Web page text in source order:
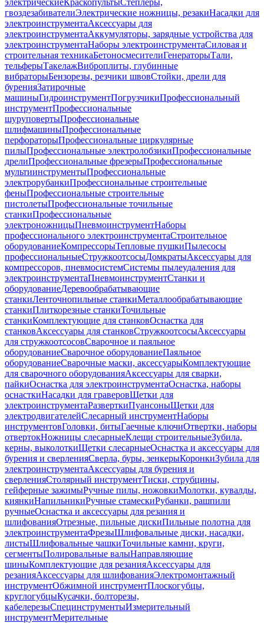
электрическиеКраскопультыСтеплеры,
гвоздезабивателиЭлектрические ножницы, резакиНасадки для
электроинструментаАксессуары для
электроинструментаАккумуляторы, зарядные устройства для
электроинструментаНаборы электроинструментаСиловая и
строительная техникаБетоносмесителиГенераторыТали,
тельферыТакелажВиброплиты, глубинные
вибраторыБензорезы, резчики швовСтойки, дрели для
буренияЗатирочные
машиныГидроинструментПогрузчикиПрофессиональный
инструментПрофессиональные
шуруповертыПрофессиональные
шлифмашиныПрофессиональные
перфораторыПрофессиональные циркулярные
пилыПрофессиональные электролобзикиПрофессиональные
дрелиПрофессиональные фрезерыПрофессиональные
мультиинструментыПрофессиональные
электрорубанкиПрофессиональные строительные
феныПрофессиональные строительные
пистолетыПрофессиональные точильные
станкиПрофессиональные
электроножницыПневмоинструментНаборы
профессионального электроинструментаСтроительное
оборудованиеКомпрессорыТепловые пушкиПылесосы
профессиональныеСтружкоотсосыДомкратыАксессуары для
компрессоров, пневмосистемСистемы пылеудаления для
электроинструментаПневмоинструментСтанки и
оборудованиеДеревообрабатывающие
станкиЛенточнопильные станкиМеталлообрабатывающие
станкиПлиткорезные станкиТочильные
станкиКомплектующие для станковОснастка для
станковАксессуары для станковСтружкоотсосыАксессуары
для стружкоотсосовСварочное и паяльное
оборудованиеСварочное оборудованиеПаяльное
оборудованиеСварочные маски, аксессуарыКомплектующие
для сварочного оборудованияАксессуары для сварки,
пайкиОснастка для электроинструментаОснастка, наборы
оснасткиНасадки для граверовЩетки для
электроинструментаРазверткиПуансоныЩетки для
электродвигателейСлесарный инструментНаборы
инструментовГоловки, битыГаечные ключиОтвертки, наборы
отвертокНожницы слесарныеКлещи строительныеЗубила,
керны, выколоткиЩетки слесарныеОснастка и аксессуары для
бурения и сверленияСверла, буры, зенкерыКоронкиЗубила для
электроинструментаАксессуары для бурения и
сверленияСтолярный инструментТиски, струбцины,
гейферные зажимыРучные пилы, ножовкиМолотки, кувалды,
киянкиНапильникиРучные стамескиРубанки, рашпили
ручныеОснастка и аксессуары для резания и
шлифованияОтрезные, пильные дискиПильные полотна для
электроинструментаФрезыШлифовальные диски, насадки,
листыШлифовальные чашкиТочильные камни, круги,
сегментыПолировальные валыНаправляющие
шиныКомплектующие для резанияАксессуары для
резанияАксессуары для шлифованияЭлектромонтажный
инструментОбжимной инструментПлоскогубцы,
круглогубцыКусачки, болторезы,
кабелерезыСпецинструментыИзмерительный
инструментМерительные